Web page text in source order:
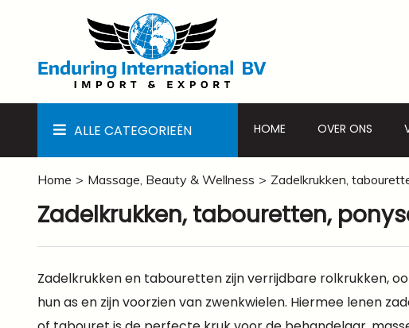
ALLE CATEGORIEËN HOME OVER ONS
Home Massage, Beauty & Wellness Zadelkrukken,
Zadelkrukken, tabouretten,
Zadelkrukken en tabouretten zijn verrijdbare rolkrukken,
hun as en zijn voorzien van zwenkwielen. Hiermee lenen